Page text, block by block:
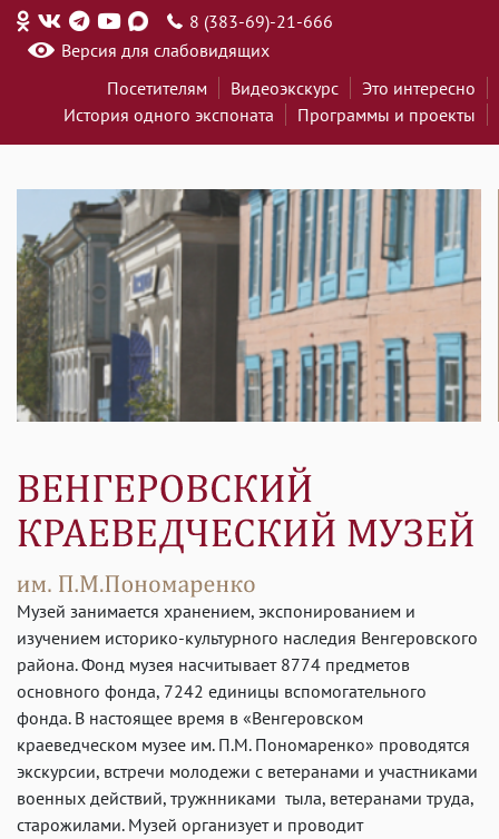
8 (383-69)-21-666
Версия для слабовидящих
Посетителям
Видеоэкскурс
Это интересно
История одного экспоната
Программы и проекты
Музей занимается хранением, экспонированием и
изучением историко-культурного наследия Венгеровского
района. Фонд музея насчитывает 8774 предметов
основного фонда, 7242 единицы вспомогательного
фонда. В настоящее время в «Венгеровском
краеведческом музее им. П.М. Пономаренко» проводятся
экскурсии, встречи молодежи с ветеранами и участниками
военных действий, тружнниками тыла, ветеранами труда,
старожилами. Музей организует и проводит